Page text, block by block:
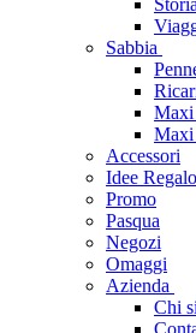
Storia
Sabbia
Maxi
Maxi
Accessori
Idee Regalo
Promo
Pasqua
Negozi
Omaggi
Azienda
Chi